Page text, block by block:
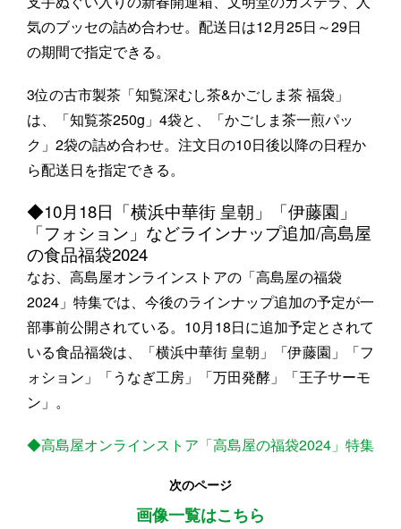
気のブッセの詰め合わせ。配送日は12月25日～29日
の期間で指定できる。
3位の古市製茶「知覧深むし茶&かごしま茶 福袋」
は、「知覧茶250g」4袋と、「かごしま茶一煎パッ
ク」2袋の詰め合わせ。注文日の10日後以降の日程か
ら配送日を指定できる。
◆10月18日「横浜中華街 皇朝」「伊藤園」
「フォション」などラインナップ追加/高島屋
の食品福袋2024
なお、高島屋オンラインストアの「高島屋の福袋
2024」特集では、今後のラインナップ追加の予定が一
部事前公開されている。10月18日に追加予定とされて
いる食品福袋は、「横浜中華街 皇朝」「伊藤園」「フ
ォション」「うなぎ工房」「万田発酵」「王子サーモ
ン」。
◆高島屋オンラインストア「高島屋の福袋2024」特集
次のページ
画像一覧はこちら